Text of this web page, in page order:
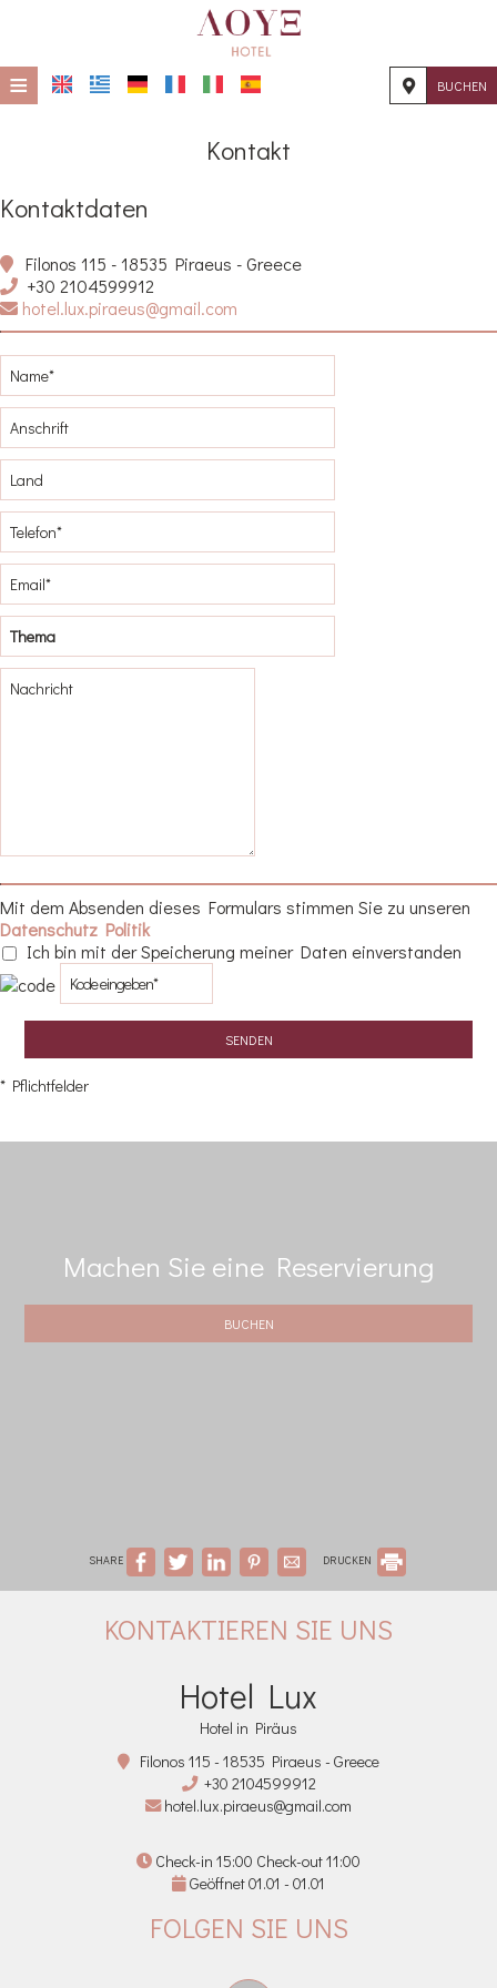
≡ BUCHEN
UNTERKUNFT
EINRICHTUNGEN
FOTOGALLERIE
KONTAKT
Kontakt
Kontaktdaten
Filonos 115 - 18535 Piraeus - Greece
+30 2104599912
hotel.lux.piraeus@gmail.com
Mit dem Absenden dieses Formulars stimmen Sie zu unseren
Datenschutz Politik
Ich bin mit der Speicherung meiner Daten einverstanden
SENDEN
* Pflichtfelder
Machen Sie eine Reservierung
BUCHEN
SHARE DRUCKEN
KONTAKTIEREN SIE UNS
Hotel Lux
Hotel in Piräus
Filonos 115 - 18535 Piraeus - Greece
+30 2104599912
hotel.lux.piraeus@gmail.com
Check-in 15:00 Check-out 11:00
Geöffnet 01.01 - 01.01
FOLGEN SIE UNS